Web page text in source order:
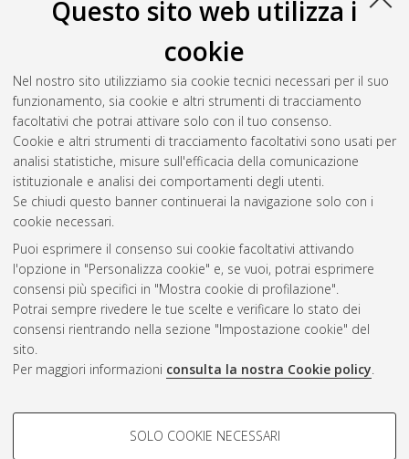
Questo sito web utilizza i
cookie
Nel nostro sito utilizziamo sia cookie tecnici necessari per il suo
funzionamento, sia cookie e altri strumenti di tracciamento
facoltativi che potrai attivare solo con il tuo consenso.
Cookie e altri strumenti di tracciamento facoltativi sono usati per
analisi statistiche, misure sull'efficacia della comunicazione
istituzionale e analisi dei comportamenti degli utenti.
Se chiudi questo banner continuerai la navigazione solo con i
cookie necessari.
Puoi esprimere il consenso sui cookie facoltativi attivando
l'opzione in "Personalizza cookie" e, se vuoi, potrai esprimere
consensi più specifici in "Mostra cookie di profilazione".
Potrai sempre rivedere le tue scelte e verificare lo stato dei
consensi rientrando nella sezione "Impostazione cookie" del
sito.
Per maggiori informazioni consulta la nostra Cookie policy.
COOKIE DI PROFILAZIONE -
SOLO COOKIE NECESSARI
Vedi altre statistiche
Gestione del documento:
Atom
Rss
2.0
AMS Acta
ISSN: 2038-7954
re3data.org -
doi.org/10.17616/R3P19R
Servizio implementato e
Impostazioni Cookie